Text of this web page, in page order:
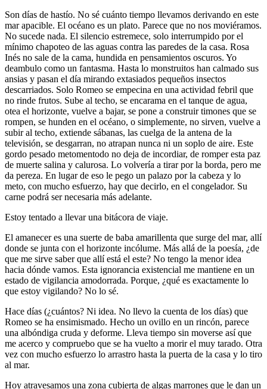
Son días de hastío. No sé cuánto tiempo llevamos derivando en este
mar apacible. El océano es un plato. Parece que no nos moviéramos.
No sucede nada. El silencio estremece, solo interrumpido por el
mínimo chapoteo de las aguas contra las paredes de la casa. Rosa
Inés no sale de la cama, hundida en pensamientos oscuros. Yo
deambulo como un fantasma. Hasta lo monstruitos han calmado sus
ansias y pasan el día mirando extasiados pequeños insectos
descarriados. Solo Romeo se empecina en una actividad febril que
no rinde frutos. Sube al techo, se encarama en el tanque de agua,
otea el horizonte, vuelve a bajar, se pone a construir timones que se
rompen, se hunden en el océano, o simplemente, no sirven, vuelve a
subir al techo, extiende sábanas, las cuelga de la antena de la
televisión, se desgarran, no atrapan nunca ni un soplo de aire. Este
gordo pesado metomentodo no deja de incordiar, de romper esta paz
de muerte salina y calurosa. Lo volvería a tirar por la borda, pero me
da pereza. En lugar de eso le pego un palazo por la cabeza y lo
meto, con mucho esfuerzo, hay que decirlo, en el congelador. Su
carne podrá ser necesaria más adelante.
Estoy tentado a llevar una bitácora de viaje.
El amanecer es una suerte de baba amarillenta que surge del mar, allí
donde se junta con el horizonte incólume. Más allá de la poesía, ¿de
que me sirve saber que allí está el este? No tengo la menor idea
hacia dónde vamos. Esta ignorancia existencial me mantiene en un
estado de vigilancia amodorrada. Porque, ¿qué es exactamente lo
que estoy vigilando? No lo sé.
Hace días (¿cuántos? Ni idea. No llevo la cuenta de los días) que
Romeo se ha ensimismado. Hecho un ovillo en un rincón, parece
una albóndiga cruda y deforme. Lleva tiempo sin moverse así que
me acerco y compruebo que se ha vuelto a morir el muy tarado. Otra
vez con mucho esfuerzo lo arrastro hasta la puerta de la casa y lo tiro
al mar.
Hoy atravesamos una zona cubierta de algas marrones que le dan un